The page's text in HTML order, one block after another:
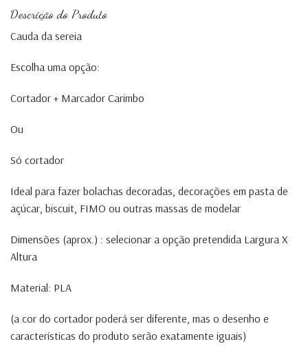
Descrição do Produto
Cauda da sereia
Escolha uma opção:
Cortador + Marcador Carimbo
Ou
Só cortador
Ideal para fazer bolachas decoradas, decorações em pasta de
açúcar, biscuit, FIMO ou outras massas de modelar
Dimensões (aprox.) : selecionar a opção pretendida Largura X
Altura
Material: PLA
(a cor do cortador poderá ser diferente, mas o desenho e
características do produto serão exatamente iguais)